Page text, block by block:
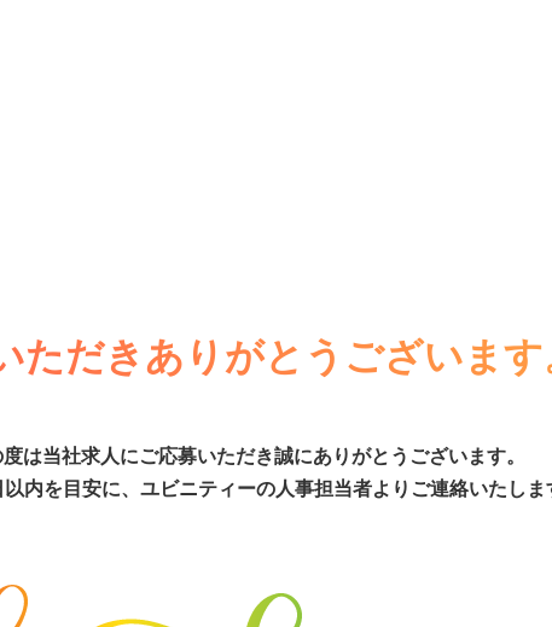
ただきありがとうございます
度は当社求人にご応募いただき誠にありがとうございます。
内を目安に、ユビニティーの人事担当者よりご連絡いたしま